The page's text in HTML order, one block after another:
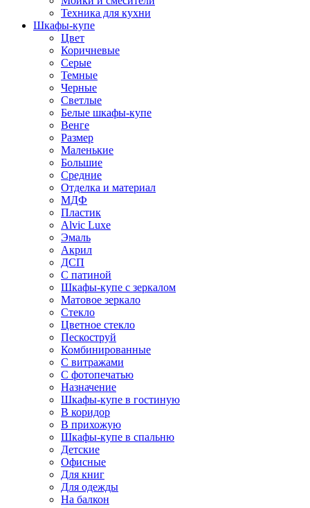
Техника для кухни
Шкафы-купе
Цвет
Коричневые
Серые
Темные
Черные
Светлые
Белые шкафы-купе
Венге
Размер
Маленькие
Большие
Средние
Отделка и материал
МДФ
Пластик
Alvic Luxe
Эмаль
Акрил
ДСП
С патиной
Шкафы-купе с зеркалом
Матовое зеркало
Стекло
Цветное стекло
Пескоструй
Комбинированные
С витражами
С фотопечатью
Назначение
Шкафы-купе в гостиную
В коридор
В прихожую
Шкафы-купе в спальню
Детские
Офисные
Для книг
Для одежды
На балкон